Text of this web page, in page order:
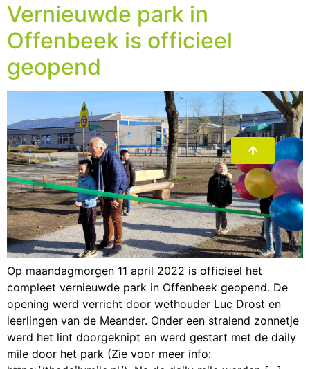
Vernieuwde park in
Offenbeek is officieel
geopend
Op maandagmorgen 11 april 2022 is officieel het
compleet vernieuwde park in Offenbeek geopend. De
opening werd verricht door wethouder Luc Drost en
leerlingen van de Meander. Onder een stralend zonnetje
werd het lint doorgeknipt en werd gestart met de daily
mile door het park (Zie voor meer info: